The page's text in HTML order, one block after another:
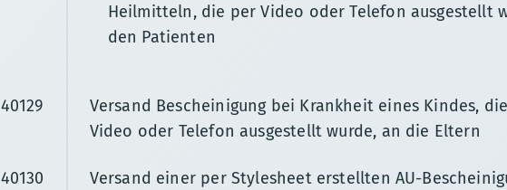
Heilmitteln, die per Video oder Telefon ausgestellt
den Patienten
40129
Versand Bescheinigung bei Krankheit eines Kindes,
Video oder Telefon ausgestellt wurde, an die Eltern
40130
Versand einer per Stylesheet erstellten AU-